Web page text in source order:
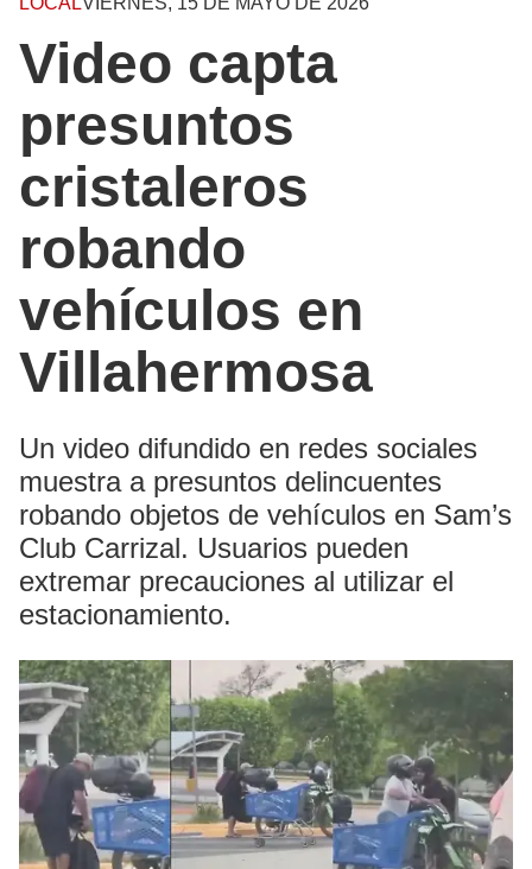
Video capta
presuntos
cristaleros
robando
vehículos en
Villahermosa
Un video difundido en redes sociales
muestra a presuntos delincuentes
robando objetos de vehículos en Sam’s
Club Carrizal. Usuarios pueden
extremar precauciones al utilizar el
estacionamiento.